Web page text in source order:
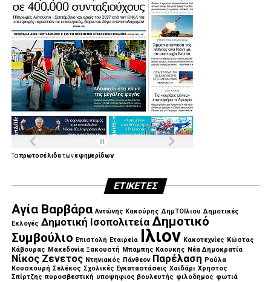
Ταπρωτοσέλιδατωνεφημερίδων
ΕΤΙΚΈΤΕΣ
Αγία Βαρβάρα Αντώνης Κακούρης ΔημΤΟΙλιου Δημοτικές
Εκλογές Δημοτική Ισοπολιτεία Δημοτικό
Συμβούλιο Επιστολή Εταιρεία Ιλιον Κακοτεχνίες Κώστας
Κάβουρας Μακεδονία Ξακουστή Μπαμπης Καουκης Νέα Δημοκρατία
Νίκος Ζενετος Ντηνιακός Πάνθεον Παρέλαση Ρούλα
Κουσκουρή Σελέκος Σχολικές Εγκαταστάσεις Χαϊδάρι Χρηστος
Σπίρτζης πυροσβεστική υποψηφιος βουλευτής φιλοδημος φωτιά